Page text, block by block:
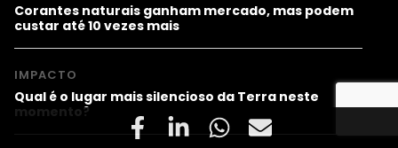
Corantes naturais ganham mercado, mas podem
custar até 10 vezes mais
IMPACTO
Qual é o lugar mais silencioso da Terra neste
momento?